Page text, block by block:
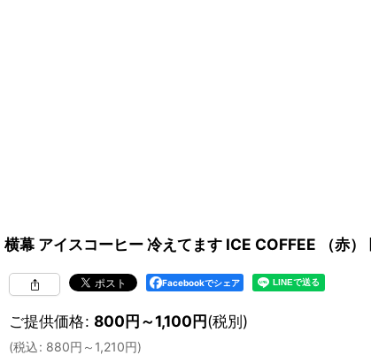
横幕 アイスコーヒー 冷えてます ICE COFFEE （赤）
Facebookでシェア
ご提供価格: 800円～1,100円(税別)
(税込: 880円 ～1,210円)